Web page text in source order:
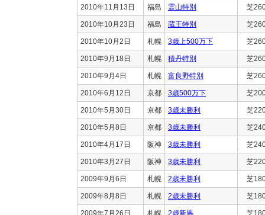
2010年11月13日 福島 霊山特別 芝
2010年10月23日 福島 蔵王特別 芝
2010年10月2日 札幌 3歳上500万下 芝
2010年9月18日 札幌 積丹特別 芝
2010年9月4日 札幌 富良野特別 芝
2010年6月12日 京都 3歳500万下 芝
2010年5月30日 京都 3歳未勝利 芝
2010年5月8日 京都 3歳未勝利 芝
2010年4月17日 阪神 3歳未勝利 芝
2010年3月27日 阪神 3歳未勝利 芝
2009年9月6日 札幌 2歳未勝利 芝
2009年8月8日 札幌 2歳未勝利 芝
2009年7月26日 札幌 2歳新馬 芝